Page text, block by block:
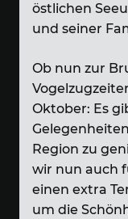
östlichen
und seiner
Ob nun zur
Oktober: Es
Region zu
wir nun auch
einen extra
um die